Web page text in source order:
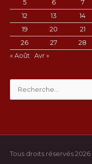
5
6 7
12
13 14
19
20 21
26
27 28
« Août Avr »
Tous droits réservés 2026